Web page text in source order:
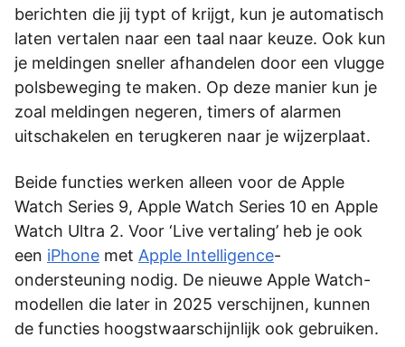
berichten die jij typt of krijgt, kun je automatisch
laten vertalen naar een taal naar keuze. Ook kun
je meldingen sneller afhandelen door een vlugge
polsbeweging te maken. Op deze manier kun je
zoal meldingen negeren, timers of alarmen
uitschakelen en terugkeren naar je wijzerplaat.
Beide functies werken alleen voor de Apple
Watch Series 9, Apple Watch Series 10 en Apple
Watch Ultra 2. Voor ‘Live vertaling’ heb je ook
een iPhone met Apple Intelligence-
ondersteuning nodig. De nieuwe Apple Watch-
modellen die later in 2025 verschijnen, kunnen
de functies hoogstwaarschijnlijk ook gebruiken.